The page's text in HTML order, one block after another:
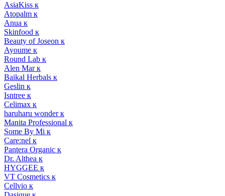
AsiaKiss к
Atopalm к
Anua к
Skinfood к
Beauty of Joseon к
Ayoume к
Round Lab к
Alen Mar к
Baikal Herbals к
Geslin к
Isntree к
Celimax к
haruharu wonder к
Manita Professional к
Some By Mi к
Care:nel к
Pantera Organic к
Dr. Althea к
HYGGEE к
VT Cosmetics к
Cellvio к